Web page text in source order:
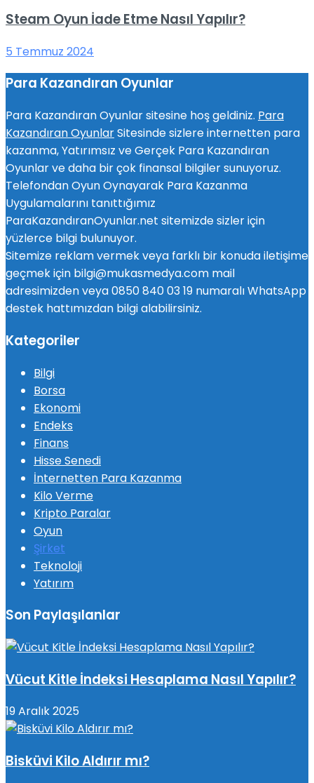
Steam Oyun İade Etme Nasıl Yapılır?
5 Temmuz 2024
Para Kazandıran Oyunlar
Para Kazandıran Oyunlar sitesine hoş geldiniz. Para
Kazandıran OyunlarSitesinde sizlere internetten para
kazanma, Yatırımsız ve Gerçek Para Kazandıran
Oyunlar ve daha bir çok finansal bilgiler sunuyoruz.
Telefondan Oyun Oynayarak Para Kazanma
Uygulamalarını tanıttığımız
ParaKazandıranOyunlar.net sitemizde sizler için
yüzlerce bilgi bulunuyor.
Sitemize reklam vermek veya farklı bir konuda iletişime
geçmek için bilgi@mukasmedya.com mail
adresimizden veya 0850 840 03 19 numaralı WhatsApp
destek hattımızdan bilgi alabilirsiniz.
Kategoriler
Bilgi
Borsa
Ekonomi
Endeks
Finans
Hisse Senedi
İnternetten Para Kazanma
Kilo Verme
Kripto Paralar
Oyun
Şirket
Teknoloji
Yatırım
Son Paylaşılanlar
Vücut Kitle İndeksi Hesaplama Nasıl Yapılır?
19 Aralık 2025
Bisküvi Kilo Aldırır mı?